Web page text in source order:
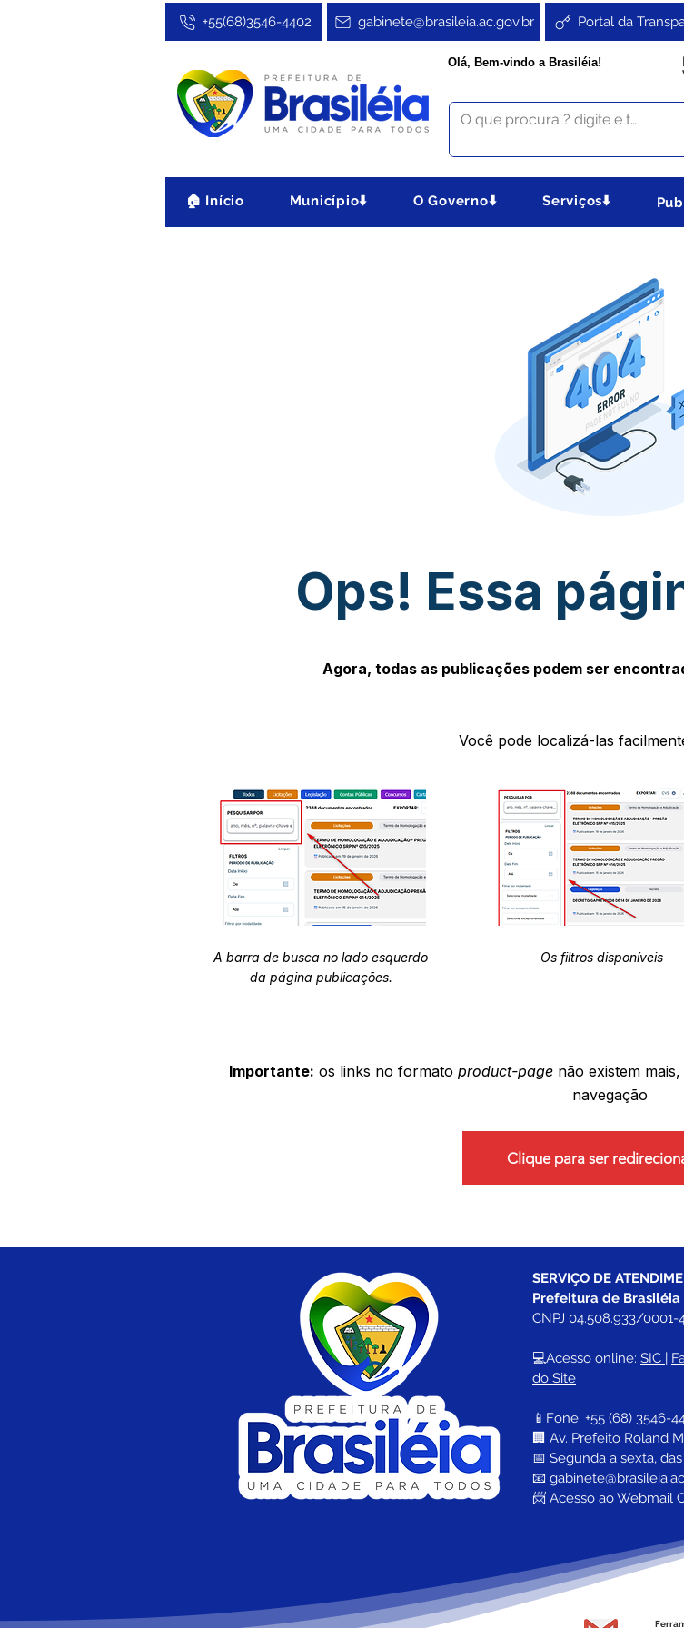
Portal da
gabinete@brasileia.ac.gov.br
+55(68)3546-4402
Olá, Bem-vindo a Brasiléia!
🏠 Início Município⬇️ O Governo⬇️ Serviços⬇️
Ops! Essa
Agora, todas as publicações podem ser
Você pode localizá-las
A barra de busca no lado esquerdo
da página publicações.
Os filtros disponíveis
Importante: os links no formato product-page não existem
navegação
Clique para ser
SERVIÇO DE
Prefeitura de Brasiléia
CNPJ 04.508.933/0001-
💻Acesso online: SIC |
do Site
📱Fone: +55 (68) 3546-
🏢 Av. Prefeito Roland
📅 Segunda a sexta,
📧
📨 Acesso ao Webmail